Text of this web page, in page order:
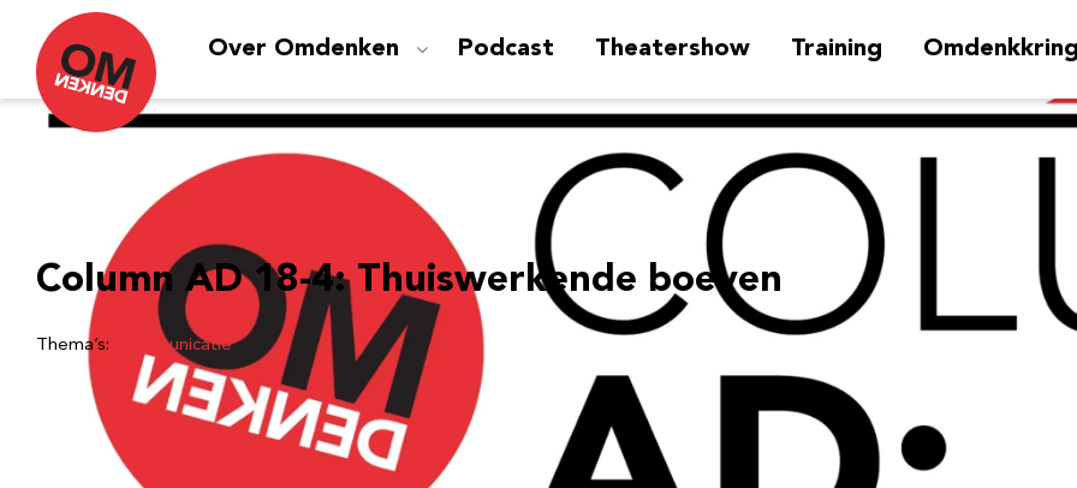
Over Omdenken Podcast Theatershow Training
Column AD 18-4: Thuiswerkende boeven
Thema’s: Communicatie